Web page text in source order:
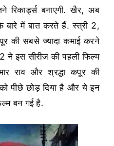
रिकार्ड्स बनाएगी. खैर, अब
बारे में बात करते हैं. स्त्री 2,
की सबसे ज्यादा कमाई करने
ने इस सीरीज की पहली फिल्म
राव और श्रद्धा कपूर की
पीछे छोड़ दिया है और ये इन
बन गई है.